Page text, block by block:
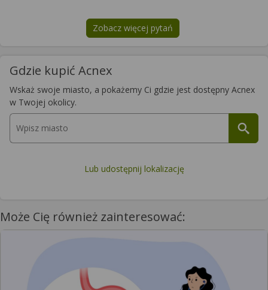
Zobacz więcej pytań
na tematAcnex
Gdzie kupić Acnex
Wskaż swoje miasto, a pokażemy Ci gdzie jest dostępny Acnex
w Twojej okolicy.
Lub udostępnij lokalizację
Może Cię również zainteresować: